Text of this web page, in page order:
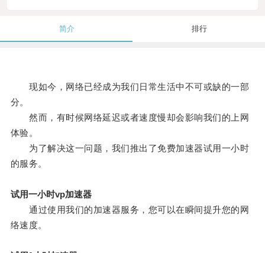
简介 排行
现如今，网络已经成为我们日常生活中不可或缺的一部
分。
然而，有时候网络延迟或者速度慢却会影响我们的上网
体验。
为了解决这一问题，我们推出了免费加速器试用一小时
的服务。
试用一小时vp加速器
通过使用我们的加速器服务，您可以在瞬间提升您的网
络速度。